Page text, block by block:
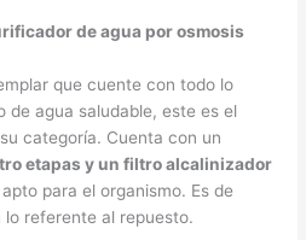
de agua por osmosis
que cuente con todo lo
de agua saludable, este es el
categoría. Cuenta con un
etapas y un filtro alcalinizador
para el organismo. Es de
referente al repuesto.